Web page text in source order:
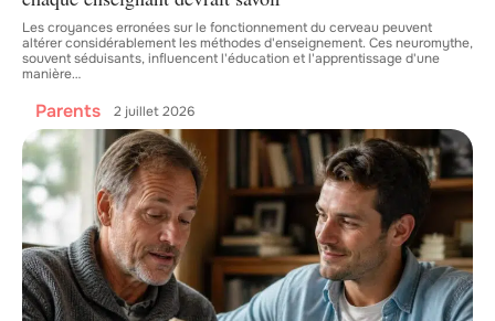
Les croyances erronées sur le fonctionnement du cerveau peuvent
altérer considérablement les méthodes d'enseignement. Ces neuromythe,
souvent séduisants, influencent l'éducation et l'apprentissage d'une
manière…
Parents 2 juillet 2026